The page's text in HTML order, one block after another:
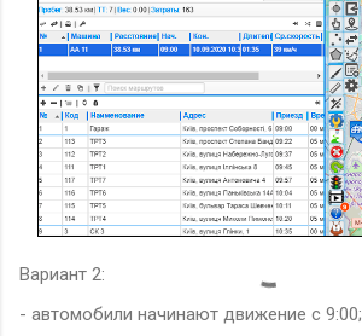
Вариант 2:
- автомобили начинают движение с 9:00;